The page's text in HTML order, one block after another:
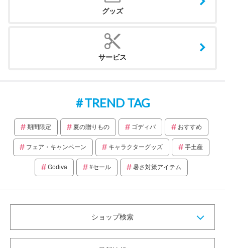
グッズ
サービス
TREND TAG
期間限定 夏の贈りもの ゴディバ おすすめ
フェア・キャンペーン キャラクターグッズ 手土産
Godiva #セール 暑さ対策アイテム
ショップ検索